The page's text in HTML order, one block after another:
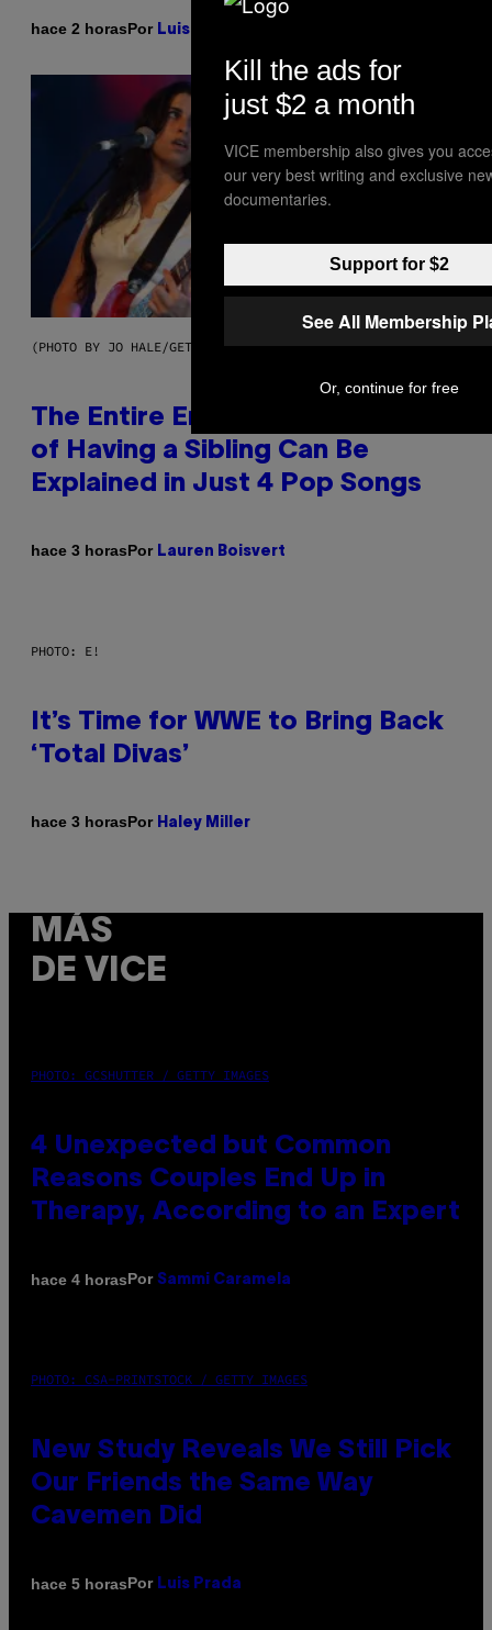
hace 2 horasPor Luis Prada
(PHOTO BY JO HALE/GETTY IMAGES)
The Entire Emotional Spectrum
of Having a Sibling Can Be
Explained in Just 4 Pop Songs
hace 3 horasPor Lauren Boisvert
PHOTO: E!
It’s Time for WWE to Bring Back
‘Total Divas’
hace 3 horasPor Haley Miller
MÁS
DE VICE
PHOTO: GCSHUTTER / GETTY IMAGES
4 Unexpected but Common
Reasons Couples End Up in
Therapy, According to an Expert
hace 4 horasPor Sammi Caramela
PHOTO: CSA-PRINTSTOCK / GETTY IMAGES
New Study Reveals We Still Pick
Our Friends the Same Way
Cavemen Did
hace 5 horasPor Luis Prada
Kill the ads for
just $2 a month
VICE membership also gives you
our very best writing and exclusive
documentaries.
Support for $2
See All Membership
Or, continue for free